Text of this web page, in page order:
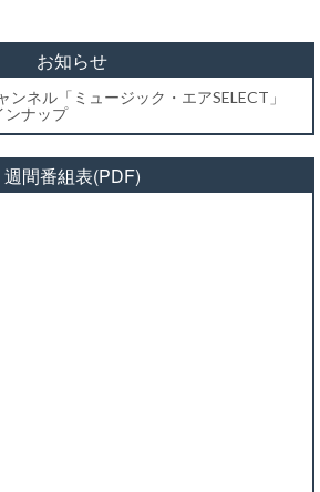
お知らせ
ンネル「ミュージック・エアSELECT」
ンナップ
週間番組表(PDF)